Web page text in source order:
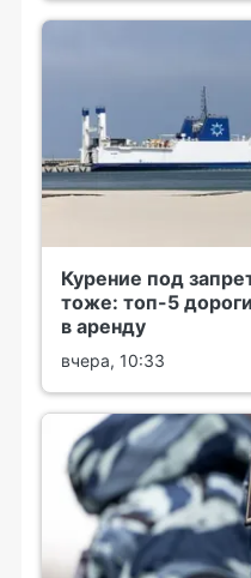
Курение под
тоже: топ-5
в аренду
вчера, 10:33